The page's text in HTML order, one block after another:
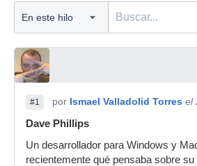
#1 por Ismael Valladolid Torres el
Dave Phillips
Un desarrollador para Windows y
recientemente qué pensaba sobre